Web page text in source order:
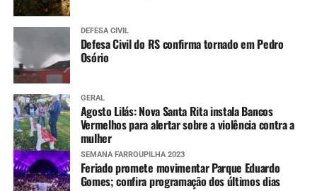
DEFESA CIVIL
Defesa Civil do RS confirma tornado em Pedro
Osório
GERAL
Agosto Lilás: Nova Santa Rita instala Bancos
Vermelhos para alertar sobre a violência contra a
mulher
SEMANA FARROUPILHA 2023
Feriado promete movimentar Parque Eduardo
Gomes; confira programação dos últimos dias